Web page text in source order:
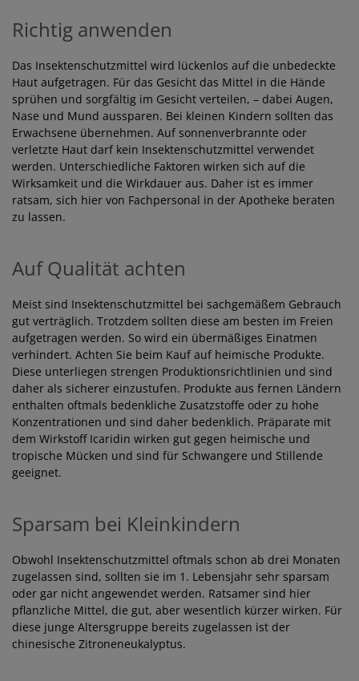
Richtig anwenden
Das Insektenschutzmittel wird lückenlos auf die unbedeckte
Haut aufgetragen. Für das Gesicht das Mittel in die Hände
sprühen und sorgfältig im Gesicht verteilen, – dabei Augen,
Nase und Mund aussparen. Bei kleinen Kindern sollten das
Erwachsene übernehmen. Auf sonnenverbrannte oder
verletzte Haut darf kein Insektenschutzmittel verwendet
werden. Unterschiedliche Faktoren wirken sich auf die
Wirksamkeit und die Wirkdauer aus. Daher ist es immer
ratsam, sich hier von Fachpersonal in der Apotheke beraten
zu lassen.
Auf Qualität achten
Meist sind Insektenschutzmittel bei sachgemäßem Gebrauch
gut verträglich. Trotzdem sollten diese am besten im Freien
aufgetragen werden. So wird ein übermäßiges Einatmen
verhindert. Achten Sie beim Kauf auf heimische Produkte.
Diese unterliegen strengen Produktionsrichtlinien und sind
daher als sicherer einzustufen. Produkte aus fernen Ländern
enthalten oftmals bedenkliche Zusatzstoffe oder zu hohe
Konzentrationen und sind daher bedenklich. Präparate mit
dem Wirkstoff Icaridin wirken gut gegen heimische und
tropische Mücken und sind für Schwangere und Stillende
geeignet.
Sparsam bei Kleinkindern
Obwohl Insektenschutzmittel oftmals schon ab drei Monaten
zugelassen sind, sollten sie im 1. Lebensjahr sehr sparsam
oder gar nicht angewendet werden. Ratsamer sind hier
pflanzliche Mittel, die gut, aber wesentlich kürzer wirken. Für
diese junge Altersgruppe bereits zugelassen ist der
chinesische Zitroneneukalyptus.